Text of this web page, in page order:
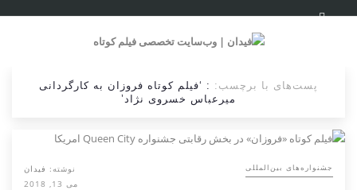
پست‌های با برچسب: : ‘فیلم کوتاه فروزان به کارگردانی
میرعباس خسروی نژاد’
‌‌جشنواره‌های بین‌المللی نوشته: فیدان
می 13, 2018